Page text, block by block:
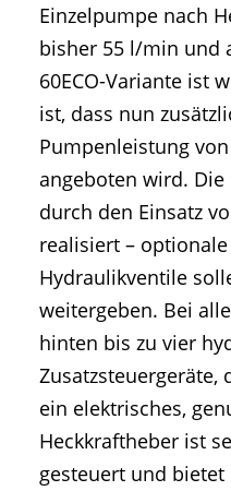
Einzelpumpe nach
bisher 55 l/min und
60ECO-Variante ist
ist, dass nun
Pumpenleistung
angeboten wird.
durch den Einsatz
realisiert –
Hydraulikventile
weitergeben. Bei
hinten bis zu vier
Zusatzsteuergeräte,
ein elektrisches,
Heckkraftheber ist
gesteuert und bietet